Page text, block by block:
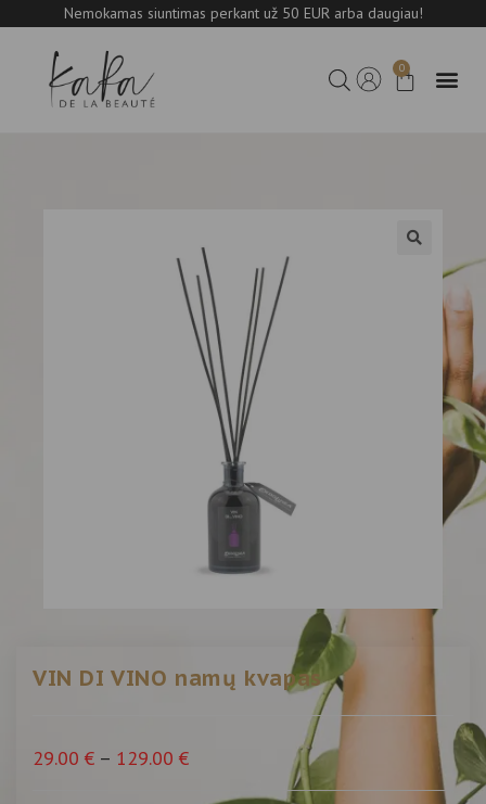
Nemokamas siuntimas perkant už 50 EUR arba daugiau!
0
VIN DI VINO namų kvapas
29.00 € – 129.00 €